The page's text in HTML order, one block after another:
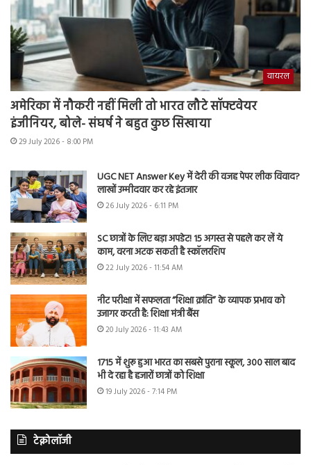
वायरल
अमेरिका में नौकरी नहीं मिली तो भारत लौटे सॉफ्टवेयर
इंजीनियर, बोले- संघर्ष ने बहुत कुछ सिखाया
29 July 2026 - 8:00 PM
UGC NET Answer Key में देरी की वजह पेपर लीक विवाद?
लाखों उम्मीदवार कर रहे इंतजार
26 July 2026 - 6:11 PM
SC छात्रों के लिए बड़ा अपडेट! 15 अगस्त से पहले कर लें ये
काम, वरना अटक सकती है स्कॉलरशिप
22 July 2026 - 11:54 AM
नीट परीक्षा में सफलता “शिक्षा क्रांति” के व्यापक प्रभाव को
उजागर करती है: शिक्षा मंत्री बैंस
20 July 2026 - 11:43 AM
1715 में शुरू हुआ भारत का सबसे पुराना स्कूल, 300 साल बाद
भी दे रहा है हजारों छात्रों को शिक्षा
19 July 2026 - 7:14 PM
टेक्नोलॉजी